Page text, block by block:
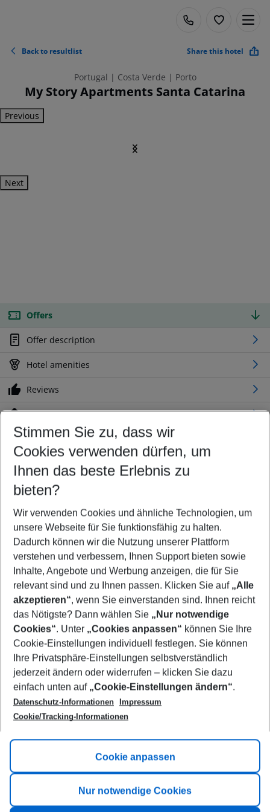
Back to resultlist Share this hotel
Portugal | Costa Verde | Porto
My Story Apartments Santa Catarina
Previous
Next
Offers
Offer description
Hotel amenities
Reviews
Location
Customize your offer
Find the perfect deal which suits your best
Your departure airport
Any airport
Select your date range
11/08/26–09/08/27 5-8 nights
Who will travel
2 adults No children
Show more filter
Footer
Footer navigation
Title A
Link A
Stimmen Sie zu, dass wir
Cookies verwenden dürfen, um
Ihnen das beste Erlebnis zu
bieten?
Wir verwenden Cookies und ähnliche Technologien, um
unsere Webseite für Sie funktionsfähig zu halten.
Dadurch können wir die Nutzung unserer Plattform
verstehen und verbessern, Ihnen Support bieten sowie
Inhalte, Angebote und Werbung anzeigen, die für Sie
relevant sind und zu Ihnen passen. Klicken Sie auf „Alle
akzeptieren“, wenn Sie einverstanden sind. Ihnen reicht
das Nötigste? Dann wählen Sie „Nur notwendige
Cookies“. Unter „Cookies anpassen“ können Sie Ihre
Cookie-Einstellungen individuell festlegen. Sie können
Ihre Privatsphäre-Einstellungen selbstverständlich
jederzeit ändern oder widerrufen – klicken Sie dazu
einfach unten auf „Cookie-Einstellungen ändern“.
Datenschutz-Informationen
Impressum
Cookie/Tracking-Informationen
Cookie anpassen
Nur notwendige Cookies